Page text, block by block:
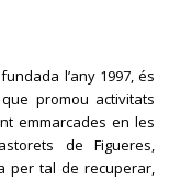
l’any 1997, és
promou activitats
emmarcades en les
de Figueres,
per tal de recuperar,